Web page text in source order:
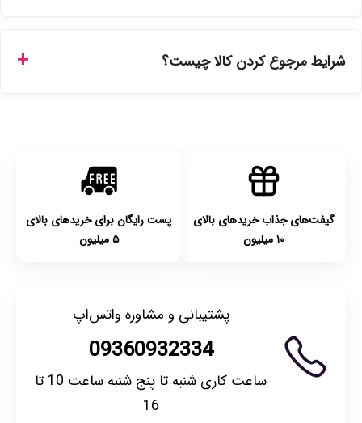
انتخاب کنید و برای شهرستان‌ها بین یک الی ۳ روز کاری از طریق
شرایط مرجوع کردن کالا چیست؟
گیفت‌های جذاب خریدهای بالای
۱۰ میلیون
پست رایگان برای خریدهای بالای
۵ میلیون
پشتیبانی و مشاوره واتس‌اپ
09360932334
ساعت کاری شنبه تا پنج شنبه ساعت 10 تا
16